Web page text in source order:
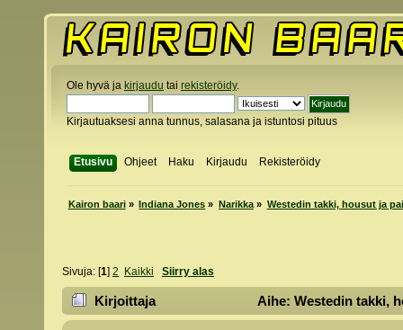
Ole hyvä ja kirjaudu tai rekisteröidy.
Kirjautuaksesi anna tunnus, salasana ja istuntosi pituus
Etusivu Ohjeet Haku Kirjaudu Rekisteröidy
Kairon baari» Indiana Jones » Narikka» Westedin takki, housut ja
Sivuja: [1] 2 Kaikki Siirry alas
Kirjoittaja Aihe: Westedin takki,